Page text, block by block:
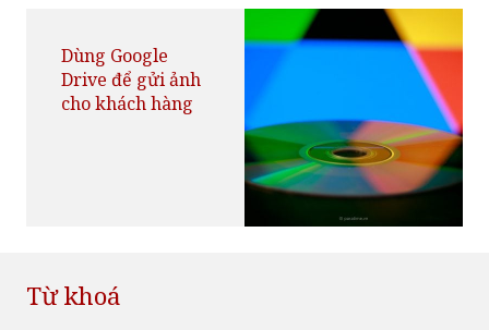
Dùng Google
Drive để gửi ảnh
cho khách hàng
Từ khoá